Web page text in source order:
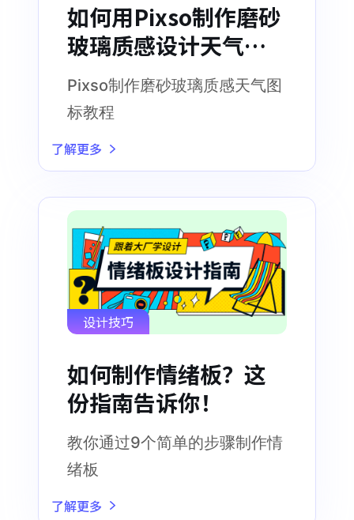
如何用Pixso制作磨砂
玻璃质感设计天气图
标
Pixso制作磨砂玻璃质感天气图
标教程
了解更多
设计技巧
如何制作情绪板？这
份指南告诉你！
教你通过9个简单的步骤制作情
绪板
了解更多